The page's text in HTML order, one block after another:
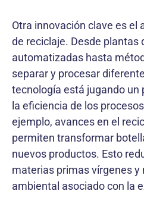
Otra innovación clave es el
de reciclaje. Desde plantas
automatizadas hasta
separar y procesar
tecnología está jugando un
la eficiencia de los
ejemplo, avances en el
permiten transformar
nuevos productos. Esto
materias primas vírgenes
ambiental asociado con la